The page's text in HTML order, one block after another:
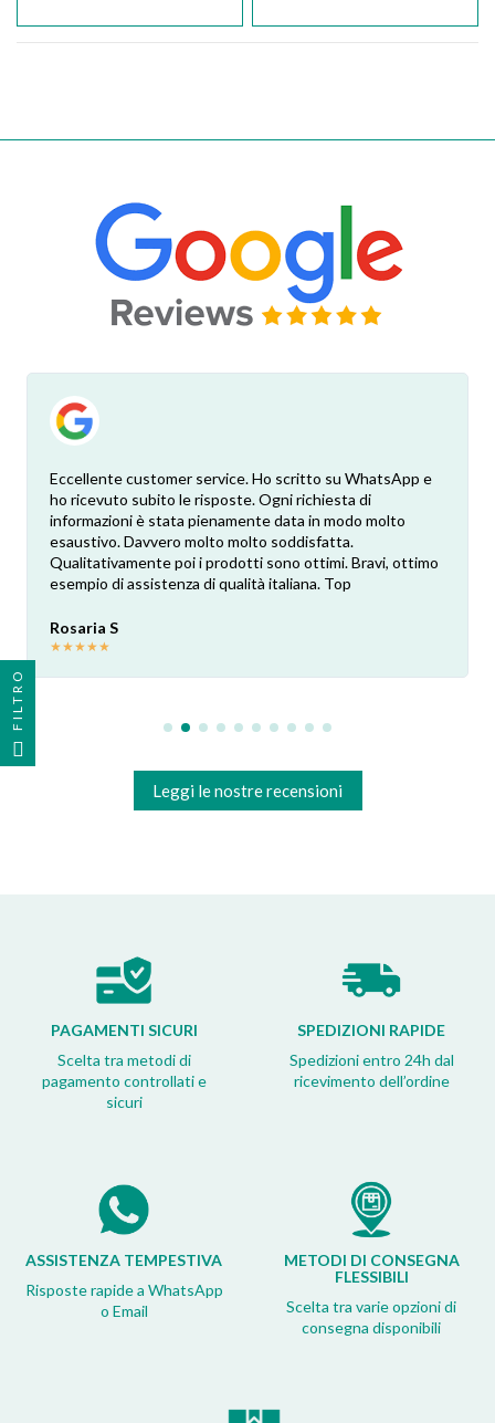
Eccellente customer service. Ho scritto su WhatsApp e
ho ricevuto subito le risposte. Ogni richiesta di
informazioni è stata pienamente data in modo molto
esaustivo. Davvero molto molto soddisfatta.
Qualitativamente poi i prodotti sono ottimi. Bravi, ottimo
esempio di assistenza di qualità italiana. Top
Rosaria S
★★★★★
Leggi le nostre recensioni
PAGAMENTI SICURI
Scelta tra metodi di
pagamento controllati e
sicuri
SPEDIZIONI RAPIDE
Spedizioni entro 24h dal
ricevimento dell’ordine
ASSISTENZA TEMPESTIVA
Risposte rapide a WhatsApp
o Email
METODI DI CONSEGNA
FLESSIBILI
Scelta tra varie opzioni di
consegna disponibili
FILTRO